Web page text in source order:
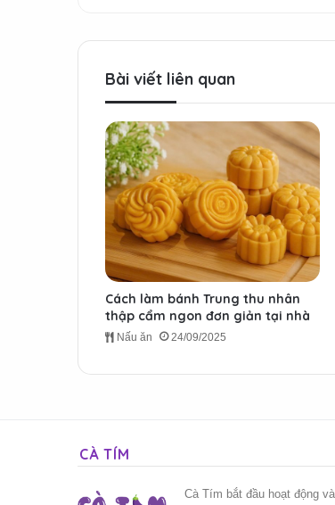
Bài viết liên quan
Cách làm bánh Trung thu nhân
thập cẩm ngon đơn giản tại nhà
Nấu ăn 24/09/2025
CÀ TÍM
Cà Tím bắt đầu hoạt động